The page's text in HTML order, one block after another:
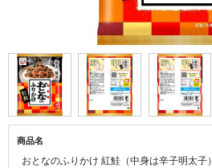
商品名
おとなのふりかけ 紅鮭（中身は辛子明太子）